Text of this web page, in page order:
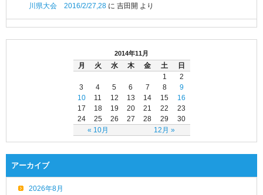
川県大会 2016/2/27,28 に 吉田開 より
2014年11月
月 火 水 木 金 土 日
« 10月 12月 »
1
2
3
4 5 6 7 8
9
10
11 12 13 14 15
16
17
18 19 20 21 22
23
24
25 26 27 28 29 30
アーカイブ
2026年8月